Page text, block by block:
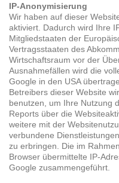
IP-Anonymisierung
Wir haben auf dieser
aktiviert. Dadurch wird Ihre
Mitgliedstaaten der
Vertragsstaaten des
Wirtschaftsraum vor der
Ausnahmefällen wird die
Google in den USA
Betreibers dieser Website
benutzen, um Ihre Nutzung
Reports über die
weitere mit der
verbundene
zu erbringen. Die im
Browser übermittelte IP-
Google zusammengeführt.